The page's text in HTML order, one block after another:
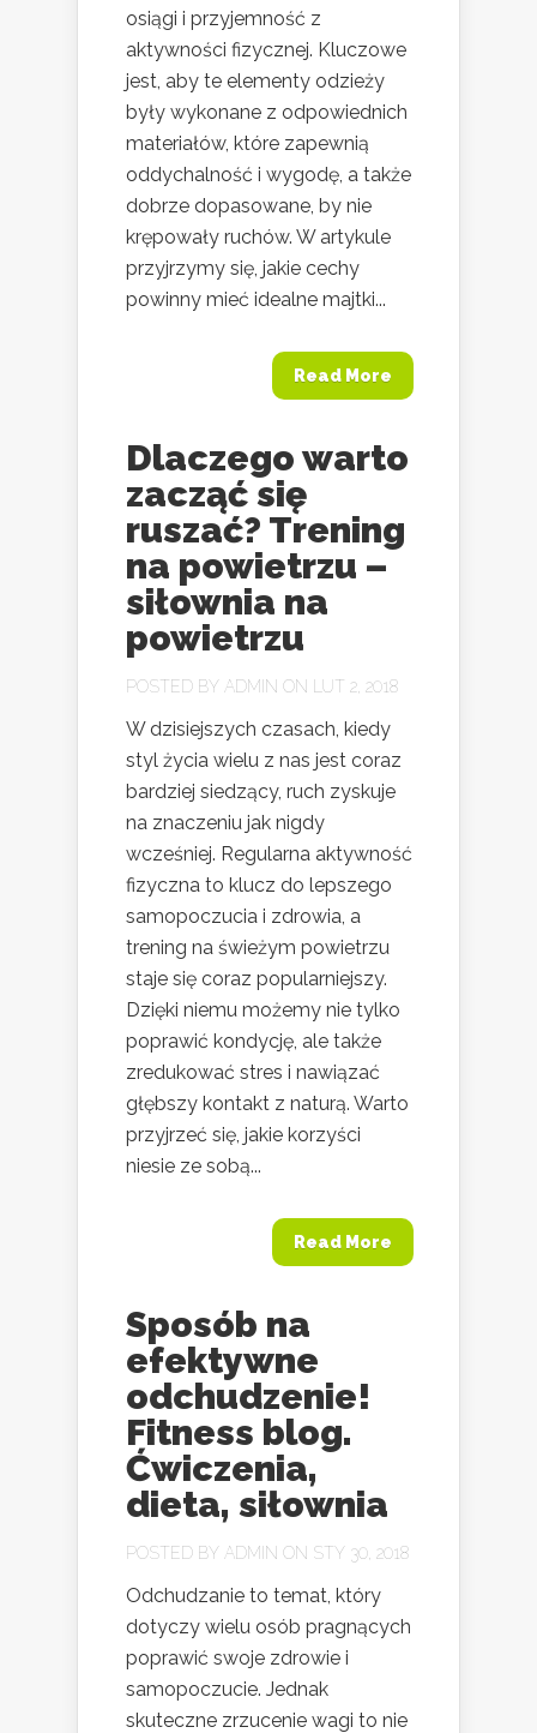
osiągi i przyjemność z
aktywności fizycznej. Kluczowe
jest, aby te elementy odzieży
były wykonane z odpowiednich
materiałów, które zapewnią
oddychalność i wygodę, a także
dobrze dopasowane, by nie
krępowały ruchów. W artykule
przyjrzymy się, jakie cechy
powinny mieć idealne majtki...
Read More
Dlaczego warto
zacząć się
ruszać? Trening
na powietrzu –
siłownia na
powietrzu
POSTED BY ADMIN ON LUT 2, 2018
W dzisiejszych czasach, kiedy
styl życia wielu z nas jest coraz
bardziej siedzący, ruch zyskuje
na znaczeniu jak nigdy
wcześniej. Regularna aktywność
fizyczna to klucz do lepszego
samopoczucia i zdrowia, a
trening na świeżym powietrzu
staje się coraz popularniejszy.
Dzięki niemu możemy nie tylko
poprawić kondycję, ale także
zredukować stres i nawiązać
głębszy kontakt z naturą. Warto
przyjrzeć się, jakie korzyści
niesie ze sobą...
Read More
Sposób na
efektywne
odchudzenie!
Fitness blog.
Ćwiczenia,
dieta, siłownia
POSTED BY ADMIN ON STY 30, 2018
Odchudzanie to temat, który
dotyczy wielu osób pragnących
poprawić swoje zdrowie i
samopoczucie. Jednak
skuteczne zrzucenie wagi to nie